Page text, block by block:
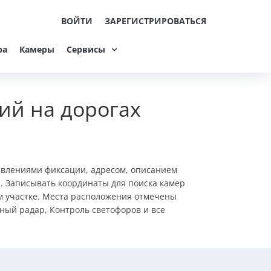
ВОЙТИ ЗАРЕГИСТРИРОВАТЬСЯ
Камеры Сервисы
на дорогах
фиксации, адресом, описанием
координаты для поиска камер
Места расположения отмечены
радар, Контроль светофоров и все